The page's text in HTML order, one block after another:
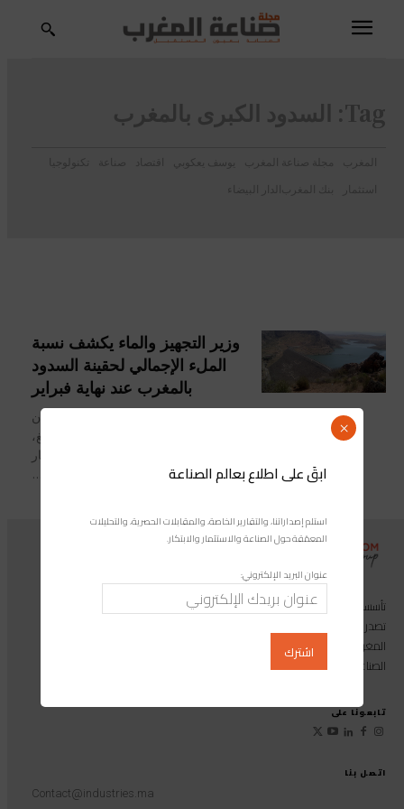
Tag: السدود الكبرى بالمغرب
المغرب مجلة صناعة المغرب يوسف يعكوبي اقتصاد صناعة
تكنولوجيا
استثمار
بنك المغرب الدار البيضاء
وزير التجهيز والماء يكشف نسبة
الملء الإجمالي لحقينة السدود
بالمغرب عند نهاية فبراير
أفاد وزير التجهيز والماء، نزار بركة، أن
حجم المخزون المائي بحقينات السدود، بَلغ،
إلى غاية 28 فبراير 2022، حوالَيْ 5.3 مليار
متر مكعب ،...
اتصل بنا
Contact@industries.ma
تأسست مجموعة إندوستريكوم عام 2013، وهي مجموعة إعلامية متخصصة
تصدر المجلة الرائدة المخصصة للصناعة والاستثمار والابتكار: مجلة «صناعة
المغرب»، بالإضافة إلى أول منصة رقمية موجهة لخدمة المهنيين في القطاع
الصناعي.
تابعونا على
ابقَ على اطلاع بعالم الصناعة
استلم إصداراتنا، والتقارير الخاصة، والمقابلات الحصرية، والتحليلات
المعمّقة حول الصناعة والاستثمار والابتكار.
عنوان البريد الإلكتروني:
×